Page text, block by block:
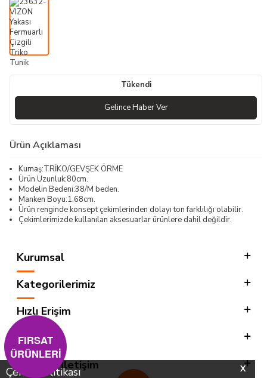
X
Çerez Politikası
Tükendi
Gelince Haber Ver
Ürün Açıklaması
Kumaş:TRİKO/GEVŞEK ÖRME
Ürün Uzunluk:80cm.
Modelin Bedeni:38/M beden.
Manken Boyu:1.68cm.
Ürün renginde konsept çekimlerinden dolayı ton farklılığı olabilir.
Çekimlerimizde kullanılan aksesuarlar ürünlere dahil değildir.
Kurumsal
Kategorilerimiz
Hızlı Erişim
Sosyal
Adres & İletişim
FIRSAT
ÜRÜNLERİ